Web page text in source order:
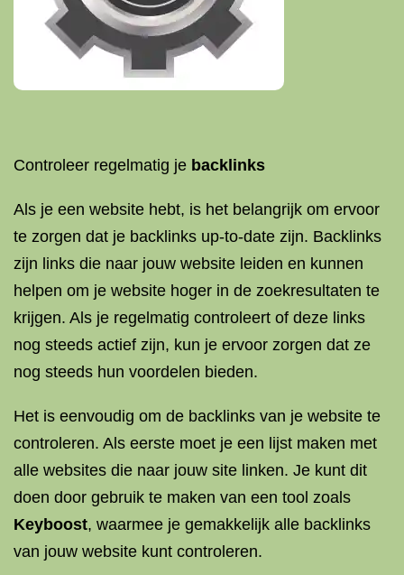
Controleer regelmatig je backlinks
Als je een website hebt, is het belangrijk om ervoor
te zorgen dat je backlinks up-to-date zijn. Backlinks
zijn links die naar jouw website leiden en kunnen
helpen om je website hoger in de zoekresultaten te
krijgen. Als je regelmatig controleert of deze links
nog steeds actief zijn, kun je ervoor zorgen dat ze
nog steeds hun voordelen bieden.
Het is eenvoudig om de backlinks van je website te
controleren. Als eerste moet je een lijst maken met
alle websites die naar jouw site linken. Je kunt dit
doen door gebruik te maken van een tool zoals
Keyboost, waarmee je gemakkelijk alle backlinks
van jouw website kunt controleren.